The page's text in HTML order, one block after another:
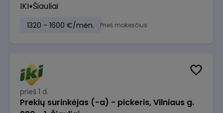
IKI Šiauliai
1320 - 1600 €/mėn. Prieš mokesčius
prieš 1 d.
Prekių surinkėjas (-a) - pickeris, Vilniaus g.